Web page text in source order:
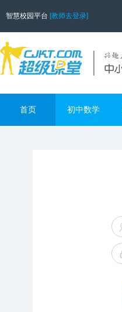
智慧校园平台 [教师去登录]
首页 初中数学